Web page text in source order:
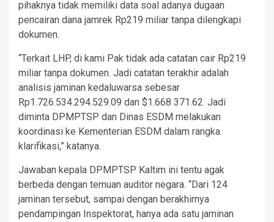
pihaknya tidak memiliki data soal adanya dugaan
pencairan dana jamrek Rp219 miliar tanpa dilengkapi
dokumen.
“Terkait LHP, di kami Pak tidak ada catatan cair Rp219
miliar tanpa dokumen. Jadi catatan terakhir adalah
analisis jaminan kedaluwarsa sebesar
Rp1.726.534.294.529.09 dan $1.668 371.62. Jadi
diminta DPMPTSP dan Dinas ESDM melakukan
koordinasi ke Kementerian ESDM dalam rangka
klarifikasi,” katanya.
Jawaban kepala DPMPTSP Kaltim ini tentu agak
berbeda dengan temuan auditor negara. “Dari 124
jaminan tersebut, sampai dengan berakhirnya
pendampingan Inspektorat, hanya ada satu jaminan